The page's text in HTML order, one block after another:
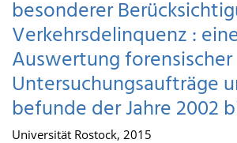
besonderer
Verkehrsdelinquenz :
Auswertung forensischer
Untersuchungsaufträge
befunde der Jahre 2002
Universität Rostock, 2015